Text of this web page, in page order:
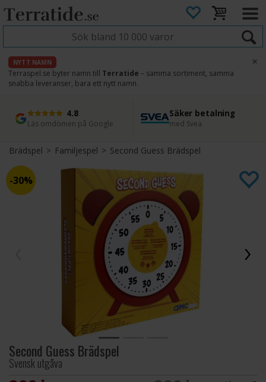
NYTT NAMN
Terraspel.se byter namn till Terratide – samma sortiment, samma
snabba leveranser, bara ett nytt namn.
×
4.8
Läs omdömen på Google
Säker betalning
med Svea
Snabb leverans
Direkt från lager
45 dagars ångerrätt
Enkel retur
Brädspel> Familjespel>Second Guess Brädspel
30%
Second Guess Brädspel
Svensk utgåva